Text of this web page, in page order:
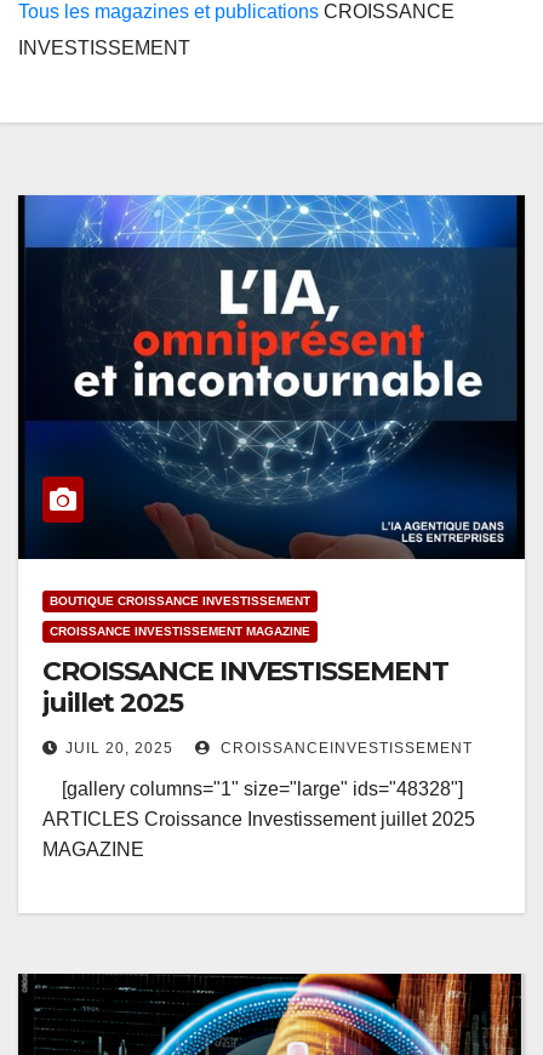
Tous les magazines et publications CROISSANCE
INVESTISSEMENT
BOUTIQUE CROISSANCE INVESTISSEMENT
CROISSANCE INVESTISSEMENT MAGAZINE
CROISSANCE INVESTISSEMENT
juillet 2025
JUIL 20, 2025 CROISSANCEINVESTISSEMENT
[gallery columns="1" size="large" ids="48328"]
ARTICLES Croissance Investissement juillet 2025
MAGAZINE